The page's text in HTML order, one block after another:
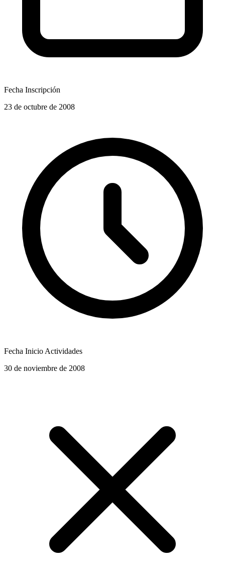
Fecha Inscripción
23 de octubre de 2008
Fecha Inicio Actividades
30 de noviembre de 2008